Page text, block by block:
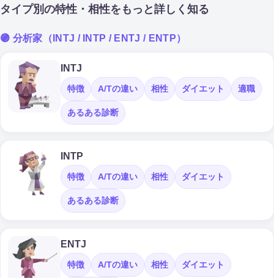
タイプ別の特性・相性をもっと詳しく知る
🟣 分析家（INTJ / INTP / ENTJ / ENTP）
INTJ
特徴 A/Tの違い 相性 ダイエット 適職
あるある診断
INTP
特徴 A/Tの違い 相性 ダイエット
あるある診断
ENTJ
特徴 A/Tの違い 相性 ダイエット